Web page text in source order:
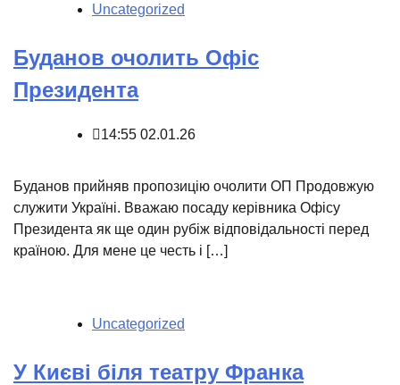
Uncategorized
Буданов очолить Офіс
Президента
14:55 02.01.26
️Буданов прийняв пропозицію очолити ОП Продовжую
служити Україні. Вважаю посаду керівника Офісу
Президента як ще один рубіж відповідальності перед
країною. Для мене це честь і […]
Uncategorized
У Києві біля театру Франка